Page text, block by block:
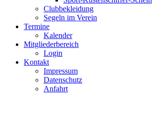
Clubbekleidung
Segeln im Verein
Termine
Kalender
Mitgliederbereich
Login
Kontakt
Impressum
Datenschutz
Anfahrt